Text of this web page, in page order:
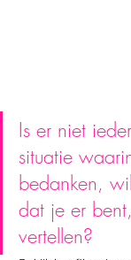
Is er niet
situatie
bedanken,
dat je er
vertellen?